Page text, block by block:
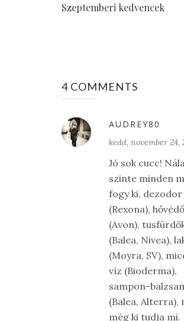
Szeptemberi kedvencek
4 COMMENTS
AUDREY80
kedd, november 24,
Jó sok cucc!
szinte minden
fogy ki, dezodor
(Rexona), hővédő
(Avon),
(Balea, Nivea),
(Moyra, SV),
víz (Bioderma),
sampon-
(Balea, Alterra),
még ki tudja mi.